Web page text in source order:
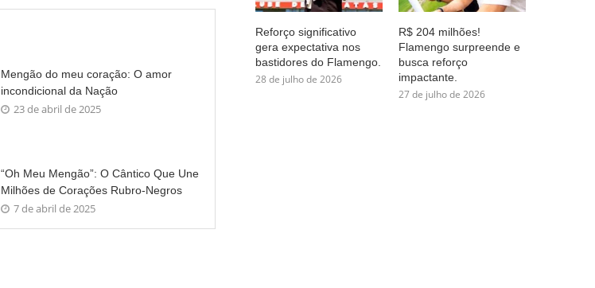
Mengão do meu coração: O amor
incondicional da Nação
23 de abril de 2025
“Oh Meu Mengão”: O Cântico Que Une
Milhões de Corações Rubro-Negros
7 de abril de 2025
Reforço significativo
gera expectativa nos
bastidores do Flamengo.
28 de julho de 2026
R$ 204 milhões!
Flamengo surpreende e
busca reforço
impactante.
27 de julho de 2026